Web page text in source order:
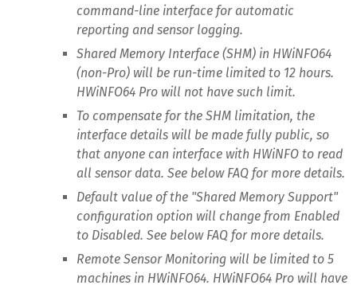
command-line interface for automatic
reporting and sensor logging.
Shared Memory Interface (SHM) in HWiNFO64
(non-Pro) will be run-time limited to 12 hours.
HWiNFO64 Pro will not have such limit.
To compensate for the SHM limitation, the
interface details will be made fully public, so
that anyone can interface with HWiNFO to read
all sensor data. See below FAQ for more details.
Default value of the "Shared Memory Support"
configuration option will change from Enabled
to Disabled. See below FAQ for more details.
Remote Sensor Monitoring will be limited to 5
machines in HWiNFO64. HWiNFO64 Pro will have